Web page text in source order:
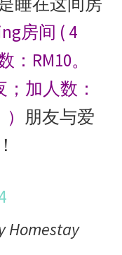
房间 ( 4
RM10。
；加人数：
朋友与爱
Homestay